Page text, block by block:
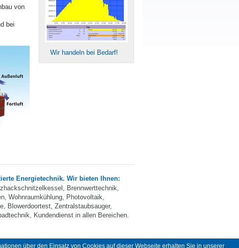
über den Einsatz von Cookies auf dieser Webseite erhalten Sie in unserer
von
bei
Wir handeln bei Bedarf!
Energietechnik. Wir bieten Ihnen:
Brennwerttechnik,
Wohnraumkühlung, Photovoltaik,
Blowerdoortest, Zentralstaubsauger,
Kundendienst in allen Bereichen.